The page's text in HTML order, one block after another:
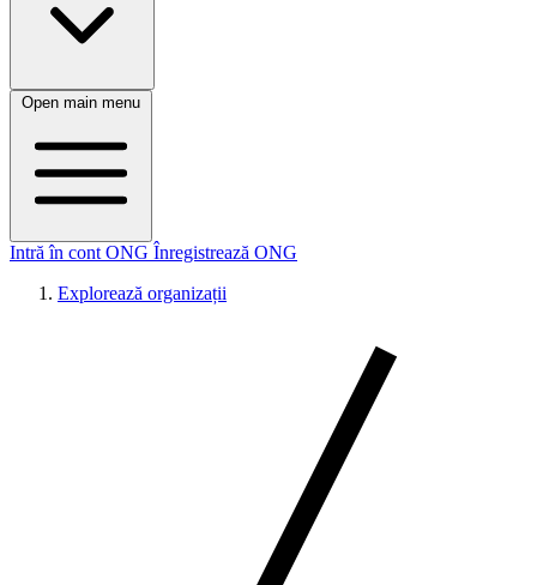
Open main menu
Intră în cont ONG Înregistrează ONG
Explorează organizații